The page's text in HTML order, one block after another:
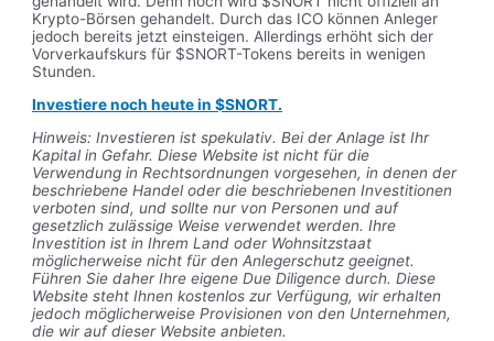
Krypto-Börsen gehandelt. Durch das ICO können Anleger
jedoch bereits jetzt einsteigen. Allerdings erhöht sich der
Vorverkaufskurs für $SNORT-Tokens bereits in wenigen
Stunden.
Investiere noch heute in $SNORT.
Hinweis: Investieren ist spekulativ. Bei der Anlage ist Ihr
Kapital in Gefahr. Diese Website ist nicht für die
Verwendung in Rechtsordnungen vorgesehen, in denen der
beschriebene Handel oder die beschriebenen Investitionen
verboten sind, und sollte nur von Personen und auf
gesetzlich zulässige Weise verwendet werden. Ihre
Investition ist in Ihrem Land oder Wohnsitzstaat
möglicherweise nicht für den Anlegerschutz geeignet.
Führen Sie daher Ihre eigene Due Diligence durch. Diese
Website steht Ihnen kostenlos zur Verfügung, wir erhalten
jedoch möglicherweise Provisionen von den Unternehmen,
die wir auf dieser Website anbieten.